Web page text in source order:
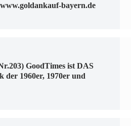
bayern.de
GoodTimes ist DAS
der 1960er, 1970er und